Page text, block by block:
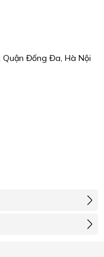
Quận Đống Đa, Hà Nội